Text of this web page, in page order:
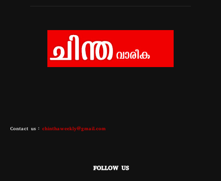
Contact us : chinthaweekly@gmail.com
FOLLOW US